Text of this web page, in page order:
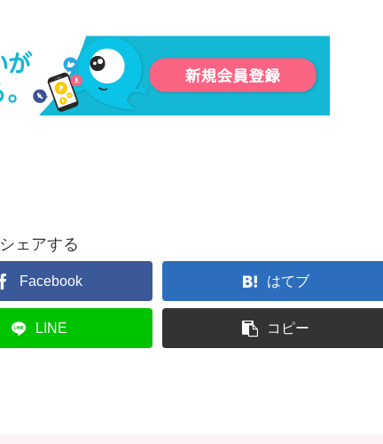
シェアする
Facebook はてブ
LINE コピー